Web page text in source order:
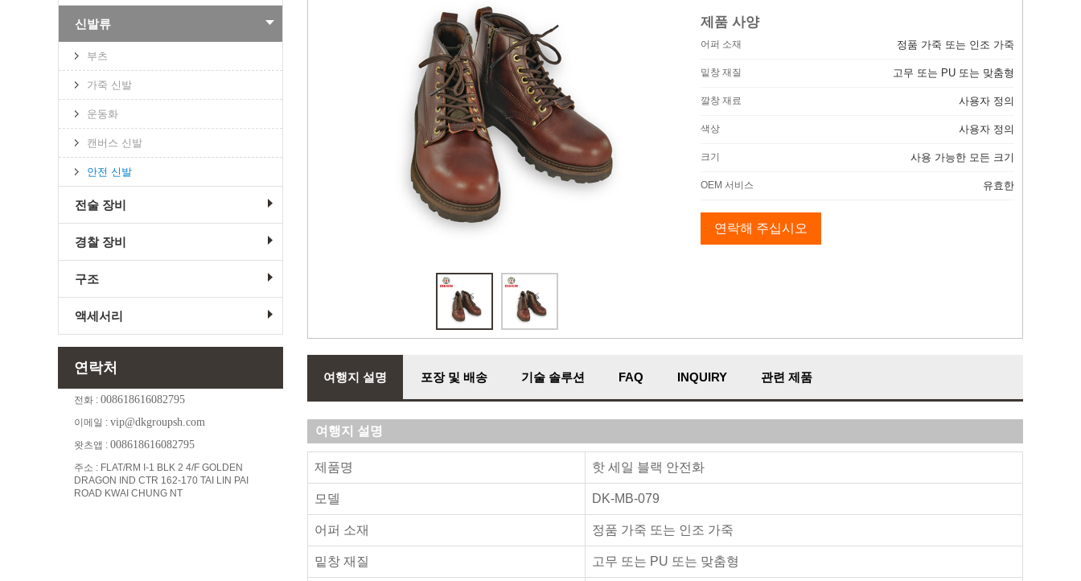
제품 사양
어퍼 소재 정품 가죽 또는 인조 가죽
밑창 재질 고무 또는 PU 또는 맞춤형
깔창 재료 사용자 정의
색상 사용자 정의
크기 사용 가능한 모든 크기
OEM 서비스 유효한
연락해 주십시오
여행지 설명 포장 및 배송 기술 솔루션 FAQ INQUIRY 관련 제품
여행지 설명
제품명 핫 세일 블랙 안전화
모델 DK-MB-079
어퍼 소재 정품 가죽 또는 인조 가죽
밑창 재질 고무 또는 PU 또는 맞춤형
신발류
부츠
가죽 신발
운동화
캔버스 신발
안전 신발
전술 장비
경찰 장비
구조
액세서리
연락처
전화 : 008618616082795
이메일 : vip@dkgroupsh.com
왓츠앱 : 008618616082795
주소 : FLAT/RM I-1 BLK 2 4/F GOLDEN
DRAGON IND CTR 162-170 TAI LIN PAI
ROAD KWAI CHUNG NT